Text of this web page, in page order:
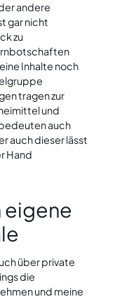
andere
gar nicht
zu
Inhalte noch
tragen zur
und
auch
auch dieser lässt
Hand
eigene
über private
die
und meine